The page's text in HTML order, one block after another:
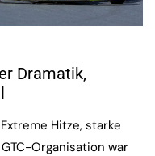
Dramatik,
Hitze, starke
Organisation war